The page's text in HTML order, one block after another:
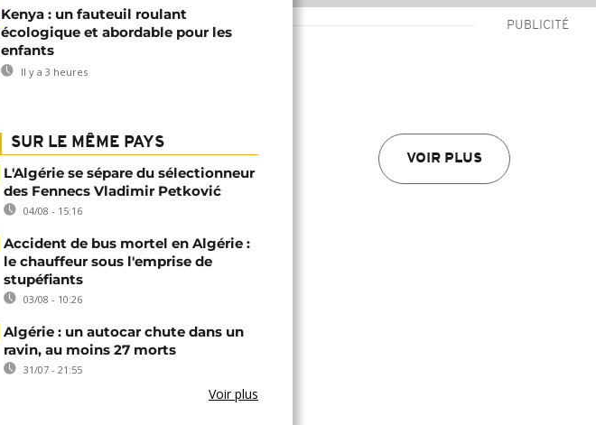
PUBLICITÉ
VOIR PLUS
Kenya : un fauteuil roulant
écologique et abordable pour les
enfants
Il y a 3 heures
SUR LE MÊME PAYS
L'Algérie se sépare du sélectionneur
des Fennecs Vladimir Petković
04/08 - 15:16
Accident de bus mortel en Algérie :
le chauffeur sous l'emprise de
stupéfiants
03/08 - 10:26
Algérie : un autocar chute dans un
ravin, au moins 27 morts
31/07 - 21:55
Voir plus